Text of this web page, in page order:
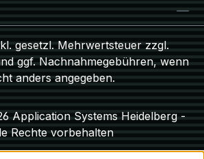
gesetzl. Mehrwertsteuer zzgl.
ggf. Nachnahmegebühren, wenn
anders angegeben.
Application Systems Heidelberg -
Rechte vorbehalten